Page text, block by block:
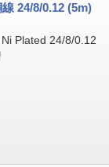
24/8/0.12 (5m)
Plated 24/8/0.12